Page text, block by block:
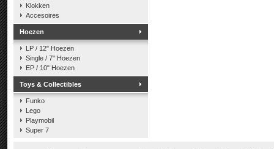
Klokken
Accesoires
Hoezen
LP / 12" Hoezen
Single / 7" Hoezen
EP / 10" Hoezen
Toys & Collectibles
Funko
Lego
Playmobil
Super 7